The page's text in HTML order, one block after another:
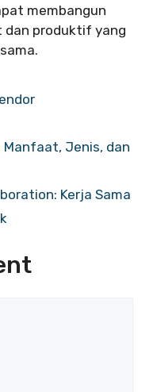
membangun
dan produktif yang
Jenis, dan
Kerja Sama